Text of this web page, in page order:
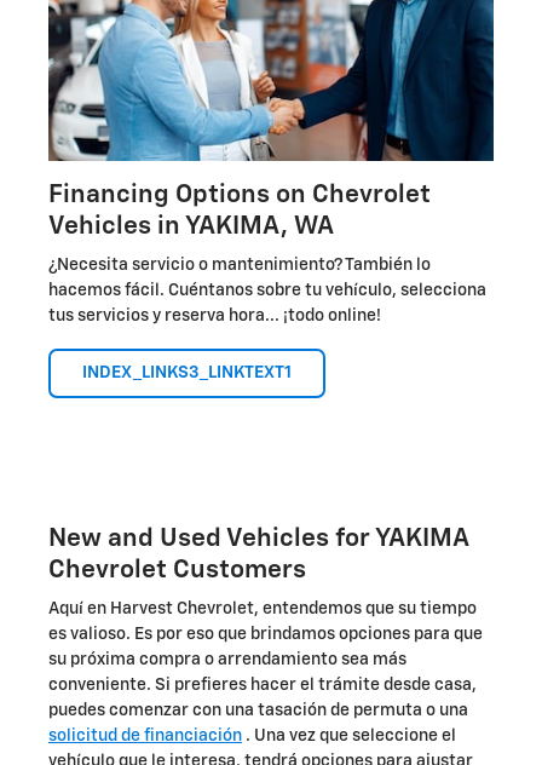
Financing Options on Chevrolet
Vehicles in YAKIMA, WA
¿Necesita servicio o mantenimiento? También lo
hacemos fácil. Cuéntanos sobre tu vehículo, selecciona
tus servicios y reserva hora... ¡todo online!
INDEX_LINKS3_LINKTEXT1
New and Used Vehicles for YAKIMA
Chevrolet Customers
Aquí en Harvest Chevrolet, entendemos que su tiempo
es valioso. Es por eso que brindamos opciones para que
su próxima compra o arrendamiento sea más
conveniente. Si prefieres hacer el trámite desde casa,
puedes comenzar con una tasación de permuta o una
solicitud de financiación . Una vez que seleccione el